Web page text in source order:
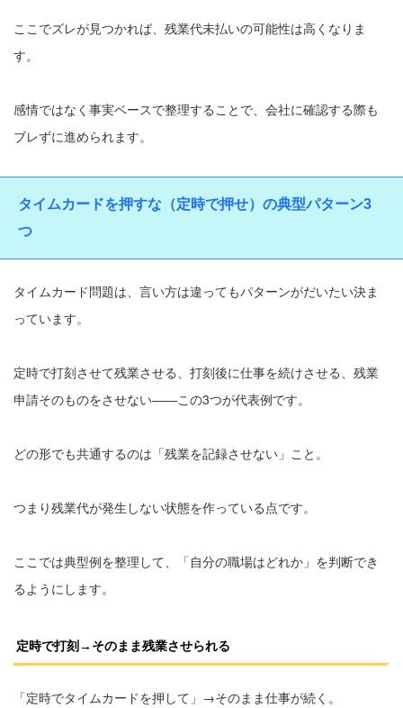
ここでズレが見つかれば、残業代未払いの可能性は高くなりま
す。
感情ではなく事実ベースで整理することで、会社に確認する際も
ブレずに進められます。
タイムカードを押すな（定時で押せ）の典型パターン3
つ
タイムカード問題は、言い方は違ってもパターンがだいたい決ま
っています。
定時で打刻させて残業させる、打刻後に仕事を続けさせる、残業
申請そのものをさせない――この3つが代表例です。
どの形でも共通するのは「残業を記録させない」こと。
つまり残業代が発生しない状態を作っている点です。
ここでは典型例を整理して、「自分の職場はどれか」を判断でき
るようにします。
定時で打刻→そのまま残業させられる
「定時でタイムカードを押して」→そのまま仕事が続く。